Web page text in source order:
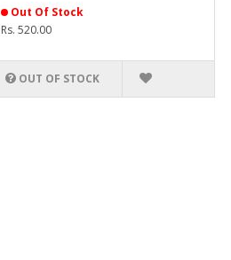
Out Of Stock
Rs. 520.00
OUT OF STOCK